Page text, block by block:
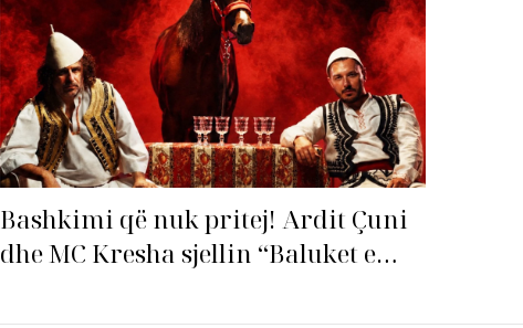
Bashkimi që nuk pritej! Ardit Çuni
dhe MC Kresha sjellin “Baluket e